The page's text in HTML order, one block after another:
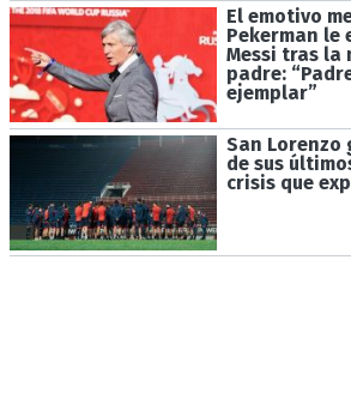
El emotivo
Pekerman le
Messi tras la
padre:
ejemplar”
San Lorenzo
de sus
crisis que